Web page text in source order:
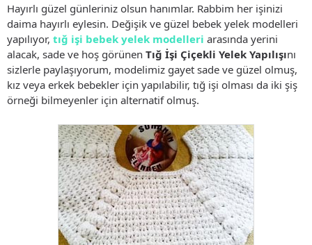
Hayırlı güzel günleriniz olsun hanımlar. Rabbim her işinizi
daima hayırlı eylesin. Değişik ve güzel bebek yelek modelleri
yapılıyor, tığ işi bebek yelek modelleri arasında yerini
alacak, sade ve hoş görünen Tığ İşi Çiçekli Yelek Yapılışını
sizlerle paylaşıyorum, modelimiz gayet sade ve güzel olmuş,
kız veya erkek bebekler için yapılabilir, tığ işi olması da iki şiş
örneği bilmeyenler için alternatif olmuş.